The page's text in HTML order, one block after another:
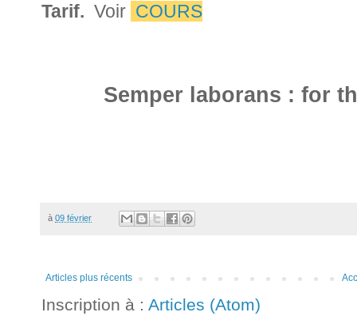
Tarif. Voir COURS
Semper laborans : for
à 09 février
Articles plus récents
Inscription à : Articles (Atom)